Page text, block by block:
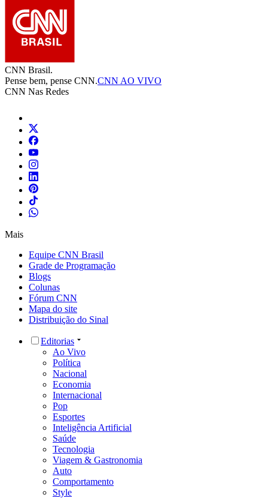
CNN Brasil.
Pense bem, pense CNN.CNN AO VIVO
CNN Nas Redes
Mais
Equipe CNN Brasil
Grade de Programação
Blogs
Colunas
Fórum CNN
Mapa do site
Distribuição do Sinal
Editorias
Ao Vivo
Política
Nacional
Economia
Internacional
Pop
Esportes
Inteligência Artificial
Saúde
Tecnologia
Viagem & Gastronomia
Auto
Comportamento
Style